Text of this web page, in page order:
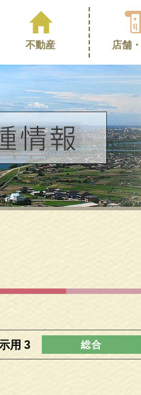
不動産 店舗・
用 3